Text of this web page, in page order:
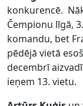
konkurencē.
Čempionu līgā,
komandu, bet
pēdējā vietā
decembrī
ieņem 13. vietu.